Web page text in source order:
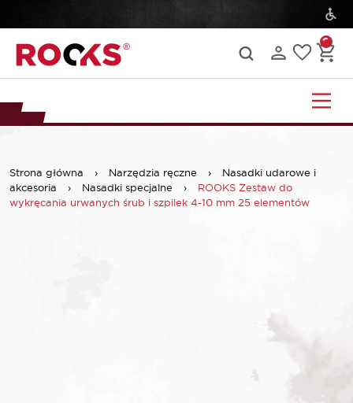
Strona główna › Narzędzia ręczne ›
Nasadki udarowe i
akcesoria
› Nasadki specjalne ›
ROOKS Zestaw do
wykręcania urwanych śrub i szpilek 4-10 mm 25 elementów